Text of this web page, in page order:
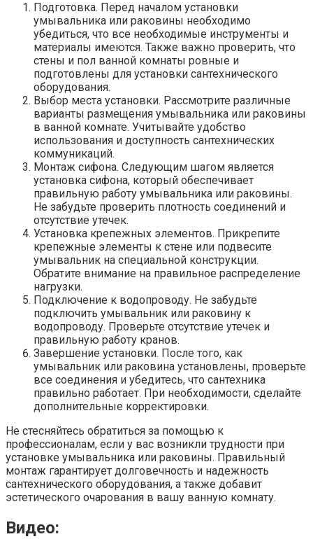
Подготовка. Перед началом установки
умывальника или раковины необходимо
убедиться, что все необходимые инструменты и
материалы имеются. Также важно проверить, что
стены и пол ванной комнаты ровные и
подготовлены для установки сантехнического
оборудования.
Выбор места установки. Рассмотрите различные
варианты размещения умывальника или раковины
в ванной комнате. Учитывайте удобство
использования и доступность сантехнических
коммуникаций.
Монтаж сифона. Следующим шагом является
установка сифона, который обеспечивает
правильную работу умывальника или раковины.
Не забудьте проверить плотность соединений и
отсутствие утечек.
Установка крепежных элементов. Прикрепите
крепежные элементы к стене или подвесите
умывальник на специальной конструкции.
Обратите внимание на правильное распределение
нагрузки.
Подключение к водопроводу. Не забудьте
подключить умывальник или раковину к
водопроводу. Проверьте отсутствие утечек и
правильную работу кранов.
Завершение установки. После того, как
умывальник или раковина установлены, проверьте
все соединения и убедитесь, что сантехника
правильно работает. При необходимости, сделайте
дополнительные корректировки.
Не стесняйтесь обратиться за помощью к
профессионалам, если у вас возникли трудности при
установке умывальника или раковины. Правильный
монтаж гарантирует долговечность и надежность
сантехнического оборудования, а также добавит
эстетического очарования в вашу ванную комнату.
Видео: